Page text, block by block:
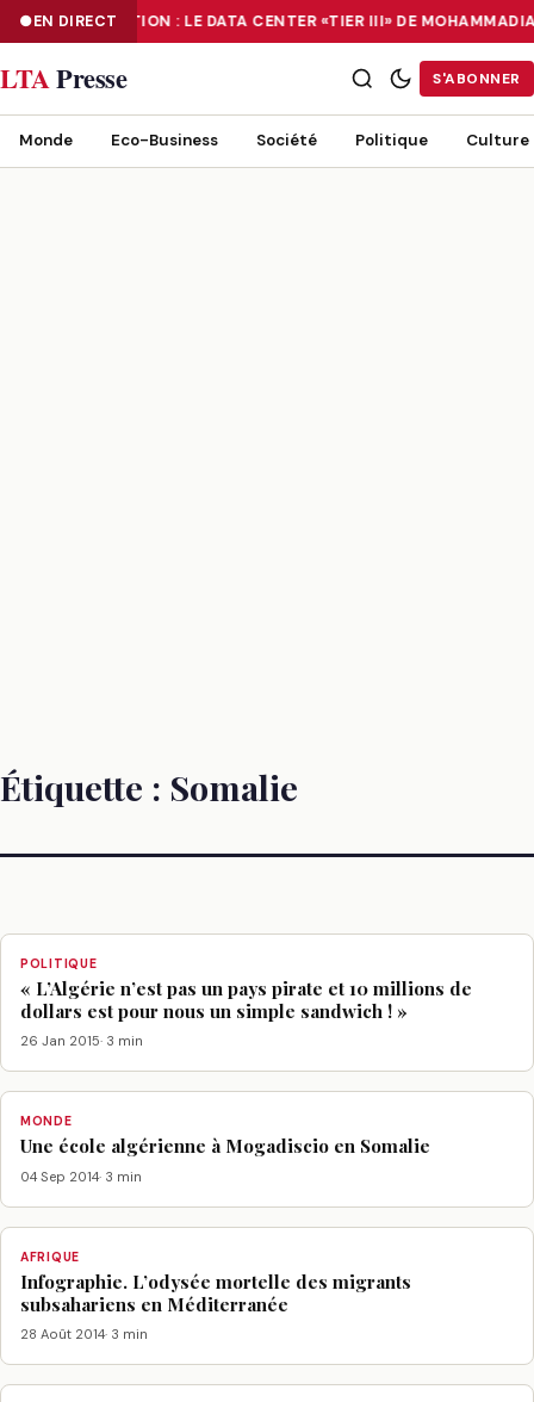
EN DIRECT
NUMÉRISATION : LE DATA CENTER «TIER III» DE
NUMÉRISATION : LE DATA CENTER «TIER III» DE MOHAMMADIA, UN
LTAPresse S'ABONNER
Monde Eco-Business Société Politique Culture
Étiquette : Somalie
POLITIQUE
« L’Algérie n’est pas un pays pirate et 10 millions de
dollars est pour nous un simple sandwich ! »
26 Jan 2015· 3 min
MONDE
Une école algérienne à Mogadiscio en Somalie
04 Sep 2014· 3 min
AFRIQUE
Infographie. L’odysée mortelle des migrants
subsahariens en Méditerranée
28 Août 2014· 3 min